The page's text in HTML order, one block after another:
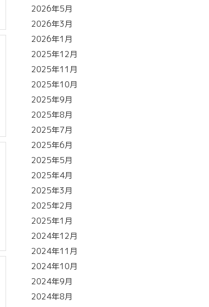
2026年5月
2026年3月
2026年1月
2025年12月
2025年11月
2025年10月
2025年9月
2025年8月
2025年7月
2025年6月
2025年5月
2025年4月
2025年3月
2025年2月
2025年1月
2024年12月
2024年11月
2024年10月
2024年9月
2024年8月